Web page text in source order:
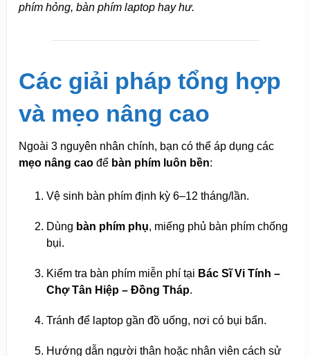
phím hỏng, bàn phím laptop hay hư.
Các giải pháp tổng hợp
và mẹo nâng cao
Ngoài 3 nguyên nhân chính, bạn có thể áp dụng các
mẹo nâng caođể bàn phím luôn bền:
Vệ sinh bàn phím định kỳ 6–12 tháng/lần.
Dùng bàn phím phụ, miếng phủ bàn phím chống
bụi.
Kiểm tra bàn phím miễn phí tại Bác Sĩ Vi Tính –
Chợ Tân Hiệp – Đồng Tháp.
Tránh để laptop gần đồ uống, nơi có bụi bẩn.
Hướng dẫn người thân hoặc nhân viên cách sử